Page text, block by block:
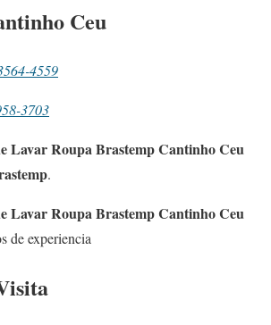
Ceu
4559
3703
Lavar Roupa Brastemp Cantinho Ceu
.
Lavar Roupa Brastemp Cantinho Ceu
de experiencia